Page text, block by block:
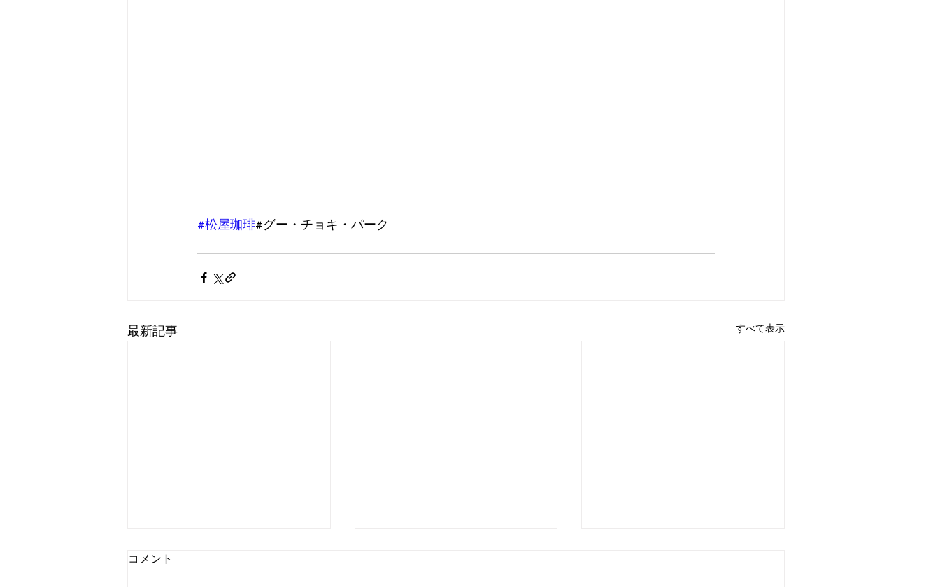
#松屋珈琲#グー・チョキ・パーク
最新記事 すべて表示
コメント